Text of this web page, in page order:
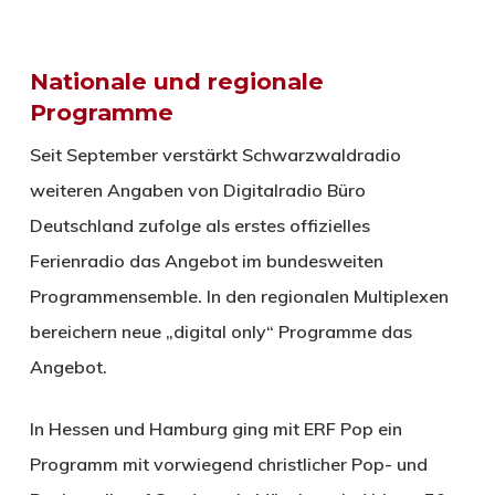
Nationale und regionale
Programme
Seit September verstärkt Schwarzwaldradio
weiteren Angaben von Digitalradio Büro
Deutschland zufolge als erstes offizielles
Ferienradio das Angebot im bundesweiten
Programmensemble. In den regionalen Multiplexen
bereichern neue „digital only“ Programme das
Angebot.
In Hessen und Hamburg ging mit ERF Pop ein
Programm mit vorwiegend christlicher Pop- und